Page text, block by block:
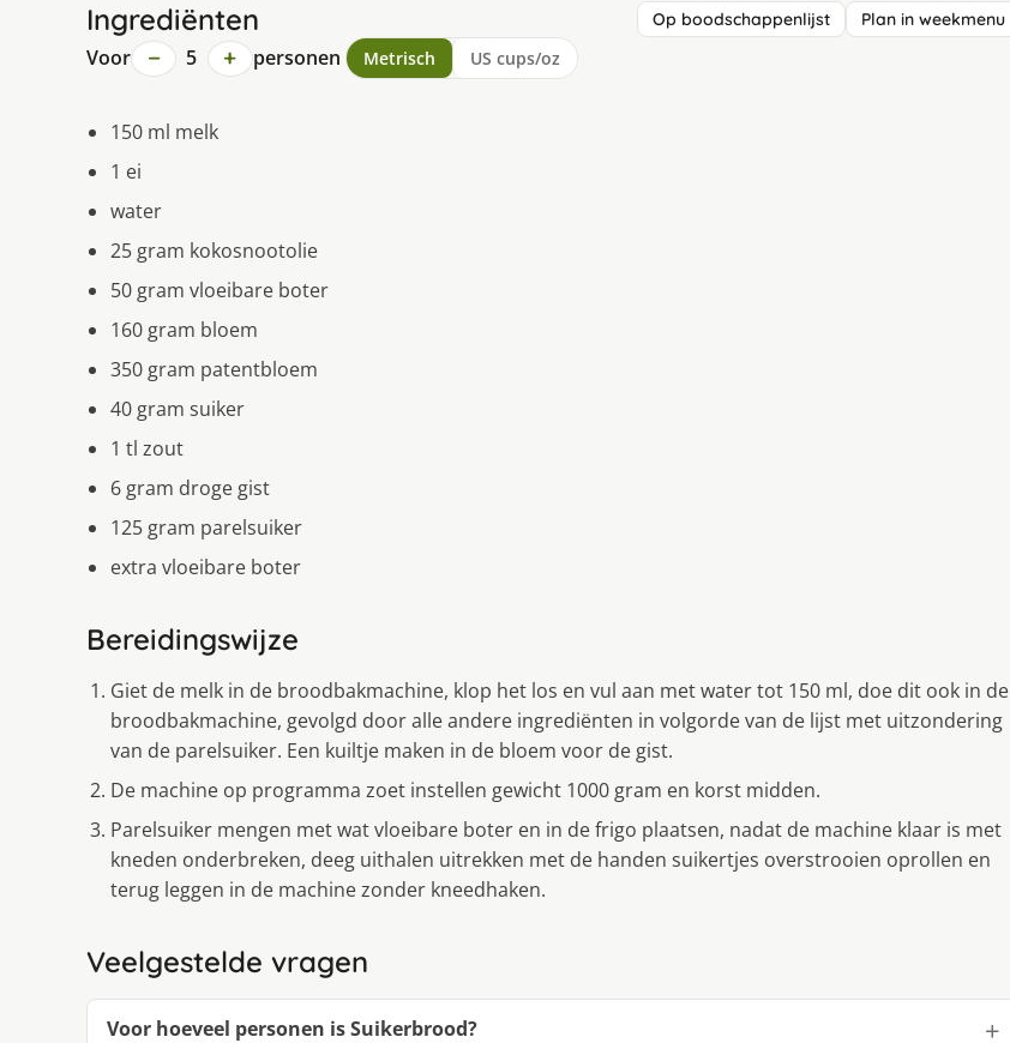
Ingrediënten Op boodschappenlijst Plan in weekmenu
Voor − 5 + personen Metrisch US cups/oz
150 ml melk
1 ei
water
25 gram kokosnootolie
50 gram vloeibare boter
160 gram bloem
350 gram patentbloem
40 gram suiker
1 tl zout
6 gram droge gist
125 gram parelsuiker
extra vloeibare boter
Bereidingswijze
Giet de melk in de broodbakmachine, klop het los en vul aan met water tot 150 ml, doe dit ook in de
broodbakmachine, gevolgd door alle andere ingrediënten in volgorde van de lijst met uitzondering
van de parelsuiker. Een kuiltje maken in de bloem voor de gist.
De machine op programma zoet instellen gewicht 1000 gram en korst midden.
Parelsuiker mengen met wat vloeibare boter en in de frigo plaatsen, nadat de machine klaar is met
kneden onderbreken, deeg uithalen uitrekken met de handen suikertjes overstrooien oprollen en
terug leggen in de machine zonder kneedhaken.
Veelgestelde vragen
Voor hoeveel personen is Suikerbrood?